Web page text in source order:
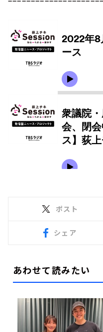
ポスト
シェア
あわせて読みたい